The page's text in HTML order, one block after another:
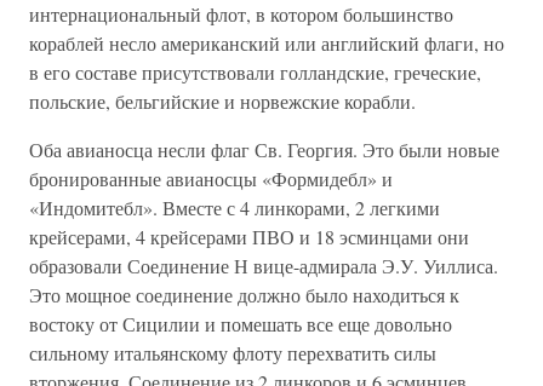
интернациональный флот, в котором большинство
кораблей несло американский или английский флаги, но
в его составе присутствовали голландские, греческие,
польские, бельгийские и норвежские корабли.
Оба авианосца несли флаг Св. Георгия. Это были новые
бронированные авианосцы «Формидебл» и
«Индомитебл». Вместе с 4 линкорами, 2 легкими
крейсерами, 4 крейсерами ПВО и 18 эсминцами они
образовали Соединение Н вице-адмирала Э.У. Уиллиса.
Это мощное соединение должно было находиться к
востоку от Сицилии и помешать все еще довольно
сильному итальянскому флоту перехватить силы